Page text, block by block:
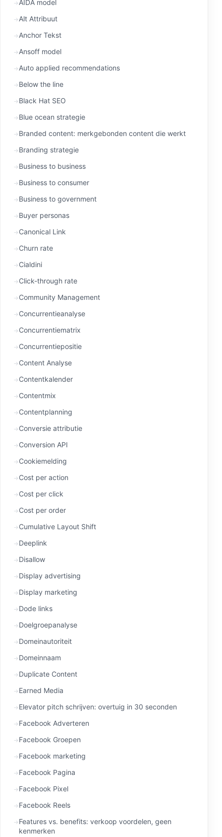
AIDA model
Alt Attribuut
Anchor Tekst
Ansoff model
Auto applied recommendations
Below the line
Black Hat SEO
Blue ocean strategie
Branded content: merkgebonden content die werkt
Branding strategie
Business to business
Business to consumer
Business to government
Buyer personas
Canonical Link
Churn rate
Cialdini
Click-through rate
Community Management
Concurrentieanalyse
Concurrentiematrix
Concurrentiepositie
Content Analyse
Contentkalender
Contentmix
Contentplanning
Conversie attributie
Conversion API
Cookiemelding
Cost per action
Cost per click
Cost per order
Cumulative Layout Shift
Deeplink
Disallow
Display advertising
Display marketing
Dode links
Doelgroepanalyse
Domeinautoriteit
Domeinnaam
Duplicate Content
Earned Media
Elevator pitch schrijven: overtuig in 30 seconden
Facebook Adverteren
Facebook Groepen
Facebook marketing
Facebook Pagina
Facebook Pixel
Facebook Reels
Features vs. benefits: verkoop voordelen, geen
kenmerken